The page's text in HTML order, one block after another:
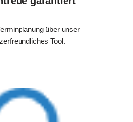
über unser
Tool.